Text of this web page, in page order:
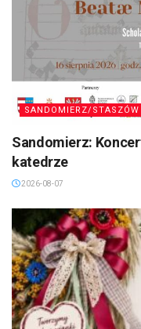
SANDOMIERZ/
Sandomierz:
katedrze
2026-08-07